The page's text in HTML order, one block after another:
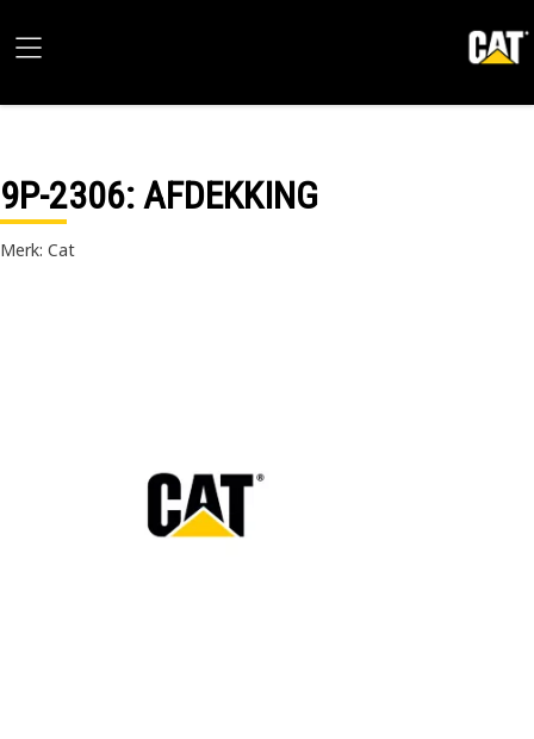
9P-2306: AFDEKKING
Merk: Cat